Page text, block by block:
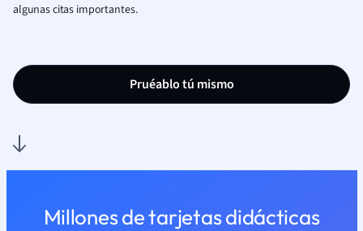
algunas citas importantes.
Pruéablo tú mismo
Millones de tarjetas didácticas